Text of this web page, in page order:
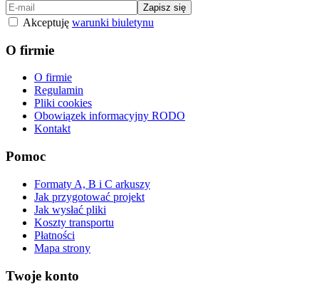
Zapisz się
Akceptuję warunki biuletynu
O firmie
O firmie
Regulamin
Pliki cookies
Obowiązek informacyjny RODO
Kontakt
Pomoc
Formaty A, B i C arkuszy
Jak przygotować projekt
Jak wysłać pliki
Koszty transportu
Płatności
Mapa strony
Twoje konto